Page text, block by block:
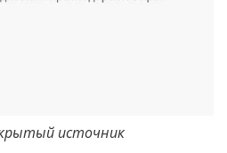
источник